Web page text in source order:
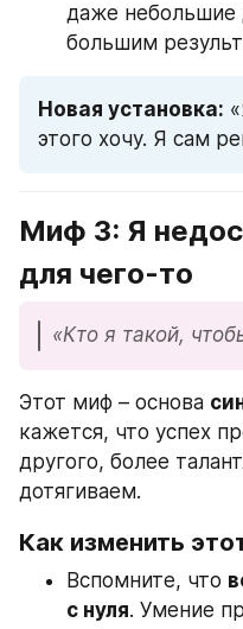
даже небольшие
большим
Новая установка:
этого хочу. Я сам
Миф 3: Я
для чего-то
«Кто я такой,
Этот миф – основа
кажется, что успех
другого, более
дотягиваем.
Как изменить
Вспомните, что
с нуля. Умение